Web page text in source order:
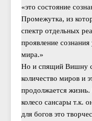
«это состояние
Промежутка, из
спектр отдельных
проявление
мира.»
Но и спящий Вишну
количество миров и
продолжается
колесо сансары т.к.
для богов это